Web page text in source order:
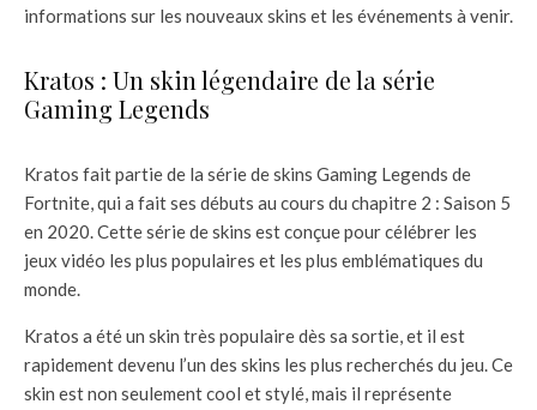
informations sur les nouveaux skins et les événements à venir.
Kratos : Un skin légendaire de la série
Gaming Legends
Kratos fait partie de la série de skins Gaming Legends de
Fortnite, qui a fait ses débuts au cours du chapitre 2 : Saison 5
en 2020. Cette série de skins est conçue pour célébrer les
jeux vidéo les plus populaires et les plus emblématiques du
monde.
Kratos a été un skin très populaire dès sa sortie, et il est
rapidement devenu l’un des skins les plus recherchés du jeu. Ce
skin est non seulement cool et stylé, mais il représente